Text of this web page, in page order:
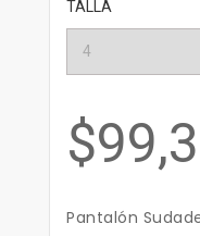
TALLA
Pantalón